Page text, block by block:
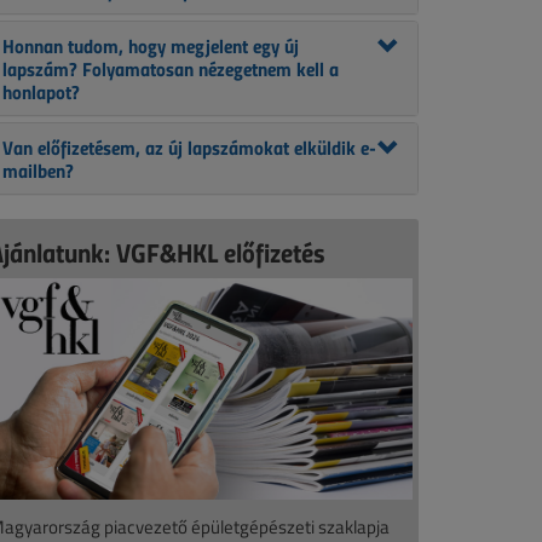
Honnan tudom, hogy megjelent egy új
lapszám? Folyamatosan nézegetnem kell a
honlapot?
Van előfizetésem, az új lapszámokat elküldik e-
mailben?
VGF&HKL előfizetés
piacvezető épületgépészeti szaklapja